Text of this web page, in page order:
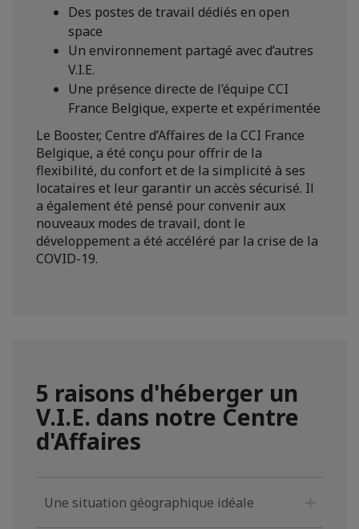
Des postes de travail dédiés en open
space
Un environnement partagé avec d’autres
V.I.E.
Une présence directe de l’équipe CCI
France Belgique, experte et expérimentée
Le Booster, Centre d’Affaires de la CCI France
Belgique, a été conçu pour offrir de la
flexibilité, du confort et de la simplicité à ses
locataires et leur garantir un accès sécurisé. Il
a également été pensé pour convenir aux
nouveaux modes de travail, dont le
développement a été accéléré par la crise de la
COVID-19.
5 raisons d'héberger un
V.I.E. dans notre Centre
d'Affaires
Une situation géographique idéale